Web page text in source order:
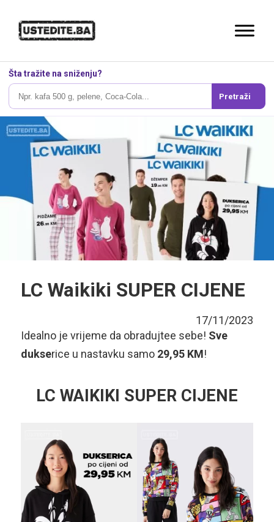
Šta tražite na sniženju?
Pretraži
LC Waikiki SUPER CIJENE
17/11/2023
Idealno je vrijeme da obradujtee sebe! Sve
dukserice u nastavku samo 29,95 KM!
LC WAIKIKI SUPER CIJENE